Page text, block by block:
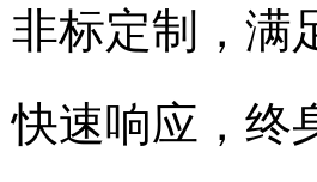
非标定制，满
快速响应，终